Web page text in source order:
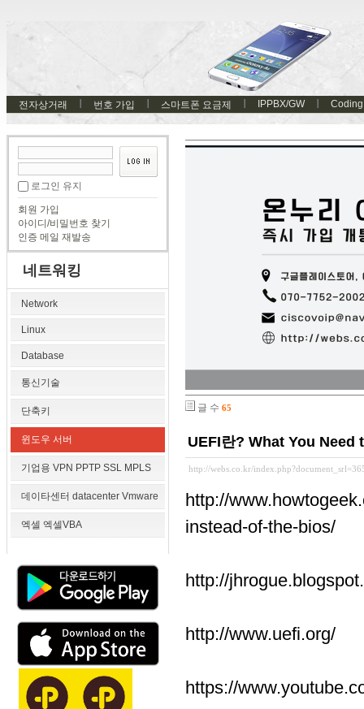
전자상거래 번호 가입 스마트폰 요금제 IPPBX/GW Coding
로그인 유지
회원 가입
아이디/비밀번호 찾기
인증 메일 재발송
네트워킹
Network
Linux
Database
통신기술
단축키
윈도우 서버
기업용 VPN PPTP SSL MPLS
데이타센터 datacenter Vmware
엑셀 엑셀VBA
글 수 65
UEFI란? What You
http://webs.co.kr/
http://
instead-of-the-bios/
http://
http://www.uefi.org/
https://